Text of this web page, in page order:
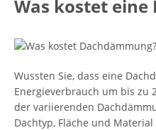
Was kostet eine
Wussten Sie, dass eine
Energieverbrauch um bis zu
der variierenden
Dachtyp, Fläche und